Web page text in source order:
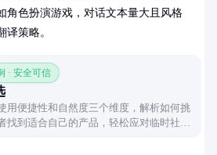
角色扮演游戏，对话文本量大且风格
译策略。
· 安全可信
用便捷性和自然度三个维度，解析如何挑
找到适合自己的产品，轻松应对临时社交